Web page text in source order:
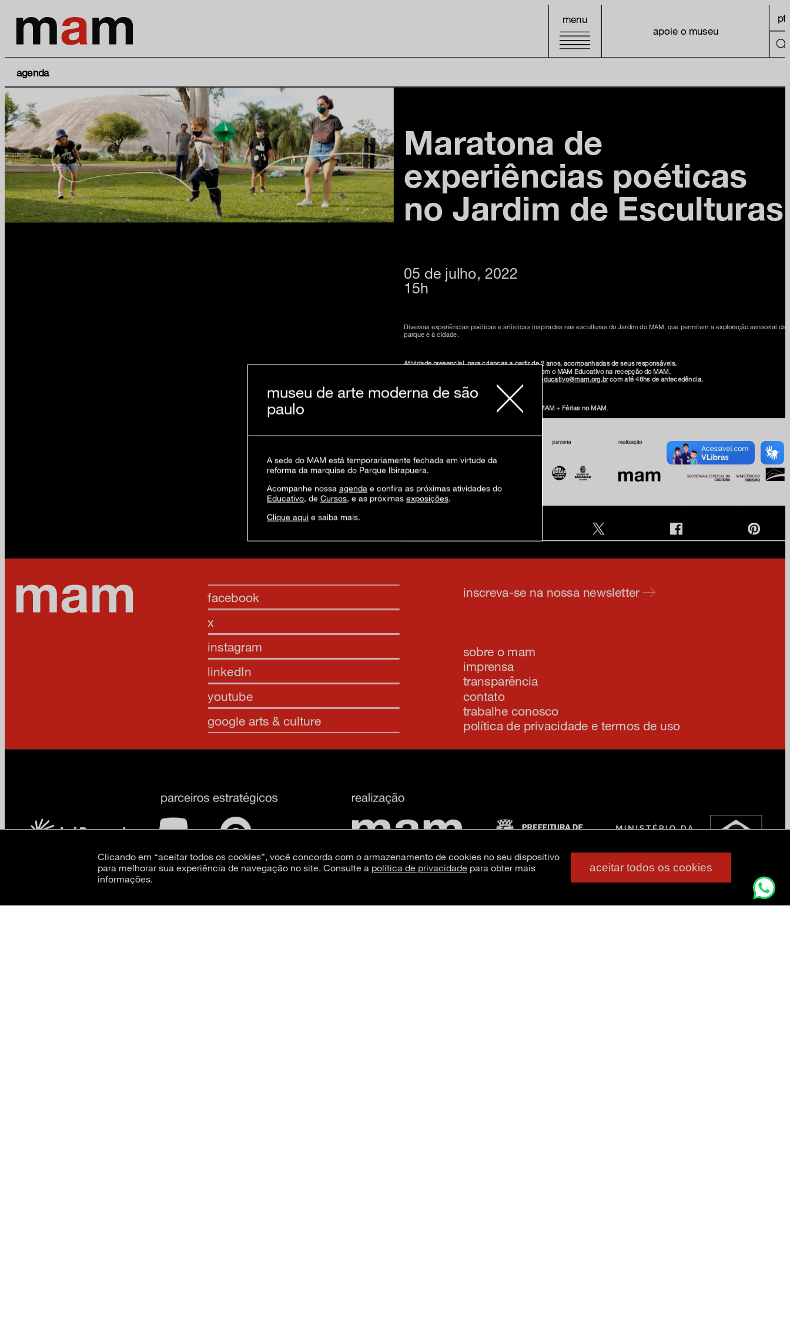
menu
apoie o museu
pt
agenda
Maratona de
experiências poéticas
no Jardim de Esculturas
05 de julho, 2022
15h
Diversas experiências poéticas e artísticas inspiradas nas esculturas do Jardim do MAM, que permitem a exploração sensorial
parque e à cidade.
Atividade presencial, para crianças a partir de 2 anos, acompanhadas de seus responsáveis.
Inscrições com 30 minutos de antecedência com o MAM Educativo na recepção do MAM.
educativo@mam.org.brcom até 48hs de antecedência.
Essa atividade faz parte do programaFamília MAM + Férias no MAM.
facebook
x
instagram
linkedIn
youtube
google arts & culture
inscreva-se na nossa newsletter
sobre o mam
imprensa
transparência
contato
trabalhe conosco
política de privacidade e termos de uso
CNPJ: 62.520.218/0001-24Razão social: Museu de Arte Moderna de São Paulo
museu de arte moderna de são
paulo
A sede do MAM está temporariamente fechada em virtude da
reforma da marquise do Parque Ibirapuera.
Acompanhe nossa agenda e confira as próximas atividades do
Educativo, de Cursos, e as próximas exposições.
Clique aqui e saiba mais.
Clicando em “aceitar todos os cookies”, você concorda com o armazenamento de cookies no seu dispositivo
para melhorar sua experiência de navegação no site. Consulte a política de privacidade para obter mais
informações.
aceitar todos os cookies